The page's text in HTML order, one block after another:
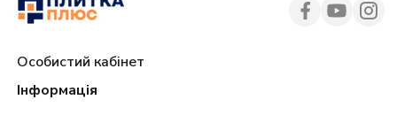
Особистий кабінет
Інформація